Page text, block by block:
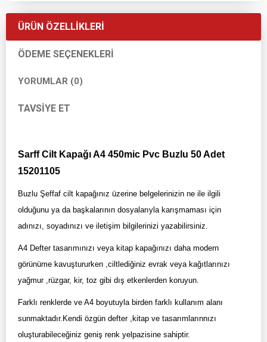
ÜRÜN ÖZELLIKLERI
ÖDEME SEÇENEKLERI
YORUMLAR (0)
TAVSIYE ET
Sarff Cilt Kapağı A4 450mic Pvc Buzlu 50 Adet
15201105
Buzlu Şeffaf cilt kapağınız üzerine belgelerinizin ne ile ilgili
olduğunu ya da başkalarının dosyalarıyla karışmaması için
adınızı, soyadınızı ve iletişim bilgilerinizi yazabilirsiniz.
A4 Defter tasarımınızı veya kitap kapağınızı daha modern
görünüme kavuştururken ,ciltlediğiniz evrak veya kağıtlarınızı
yağmur ,rüzgar, kir, toz gibi dış etkenlerden koruyun.
Farklı renklerde ve A4 boyutuyla birden farklı kullanım alanı
sunmaktadır.Kendi özgün defter ,kitap ve tasarımlarınnızı
oluşturabileceğiniz geniş renk yelpazisine sahiptir.